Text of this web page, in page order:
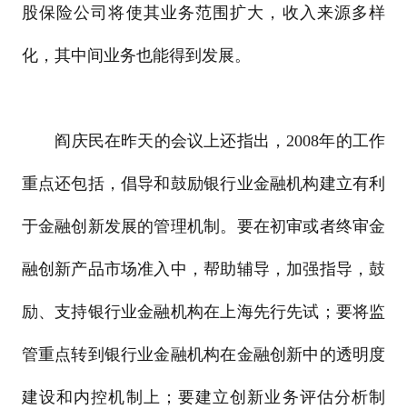
股保险公司将使其业务范围扩大，收入来源多样
化，其中间业务也能得到发展。
阎庆民在昨天的会议上还指出，2008年的工作
重点还包括，倡导和鼓励银行业金融机构建立有利
于金融创新发展的管理机制。要在初审或者终审金
融创新产品市场准入中，帮助辅导，加强指导，鼓
励、支持银行业金融机构在上海先行先试；要将监
管重点转到银行业金融机构在金融创新中的透明度
建设和内控机制上；要建立创新业务评估分析制